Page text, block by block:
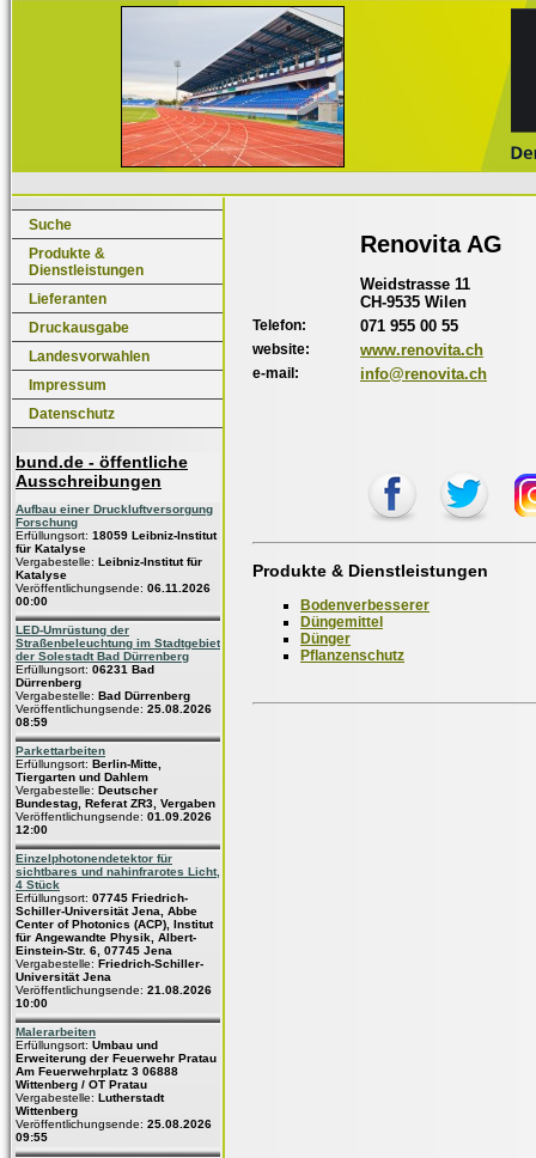
Suche
Produkte &
Dienstleistungen
Lieferanten
Druckausgabe
Landesvorwahlen
Impressum
Datenschutz
bund.de - öffentliche
Ausschreibungen
Aufbau einer Druckluftversorgung
Forschung
Erfüllungsort: 18059 Leibniz-Institut
für Katalyse
Vergabestelle: Leibniz-Institut für
Katalyse
Veröffentlichungsende: 06.11.2026
00:00
LED-Umrüstung der
Straßenbeleuchtung im Stadtgebiet
der Solestadt Bad Dürrenberg
Erfüllungsort: 06231 Bad
Dürrenberg
Vergabestelle: Bad Dürrenberg
Veröffentlichungsende: 25.08.2026
08:59
Parkettarbeiten
Erfüllungsort: Berlin-Mitte,
Tiergarten und Dahlem
Vergabestelle: Deutscher
Bundestag, Referat ZR3, Vergaben
Veröffentlichungsende: 01.09.2026
12:00
Einzelphotonendetektor für
sichtbares und nahinfrarotes Licht,
4 Stück
Erfüllungsort: 07745 Friedrich-
Schiller-Universität Jena, Abbe
Center of Photonics (ACP), Institut
für Angewandte Physik, Albert-
Einstein-Str. 6, 07745 Jena
Vergabestelle: Friedrich-Schiller-
Universität Jena
Veröffentlichungsende: 21.08.2026
10:00
Malerarbeiten
Erfüllungsort: Umbau und
Erweiterung der Feuerwehr Pratau
Am Feuerwehrplatz 3 06888
Wittenberg / OT Pratau
Vergabestelle: Lutherstadt
Wittenberg
Veröffentlichungsende: 25.08.2026
09:55
Renovita AG
Weidstrasse 11
CH-9535 Wilen
Telefon: 071 955 00 55
website: www.renovita.ch
e-mail: info@renovita.ch
Produkte & Dienstleistungen
Bodenverbesserer
Düngemittel
Dünger
Pflanzenschutz